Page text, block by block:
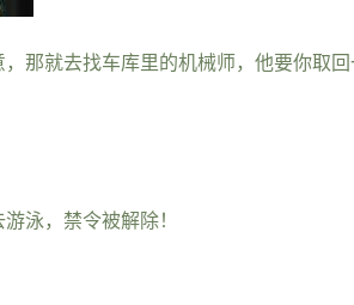
那就去找车库里的机械师，他要你取
泳，禁令被解除！